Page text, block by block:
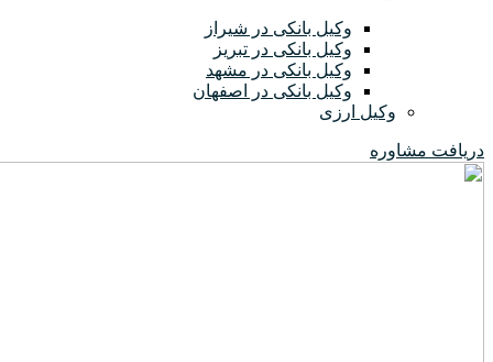
وکیل بانکی در شیراز
وکیل بانکی در تبریز
وکیل بانکی در مشهد
وکیل بانکی در اصفهان
وکیل ارزی
دریافت مشاوره